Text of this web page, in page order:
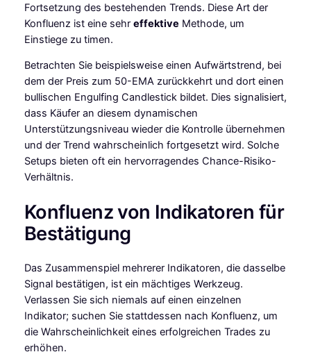
Fortsetzung des bestehenden Trends. Diese Art der
Konfluenz ist eine sehr effektive Methode, um
Einstiege zu timen.
Betrachten Sie beispielsweise einen Aufwärtstrend, bei
dem der Preis zum 50-EMA zurückkehrt und dort einen
bullischen Engulfing Candlestick bildet. Dies signalisiert,
dass Käufer an diesem dynamischen
Unterstützungsniveau wieder die Kontrolle übernehmen
und der Trend wahrscheinlich fortgesetzt wird. Solche
Setups bieten oft ein hervorragendes Chance-Risiko-
Verhältnis.
Konfluenz von Indikatoren für
Bestätigung
Das Zusammenspiel mehrerer Indikatoren, die dasselbe
Signal bestätigen, ist ein mächtiges Werkzeug.
Verlassen Sie sich niemals auf einen einzelnen
Indikator; suchen Sie stattdessen nach Konfluenz, um
die Wahrscheinlichkeit eines erfolgreichen Trades zu
erhöhen.